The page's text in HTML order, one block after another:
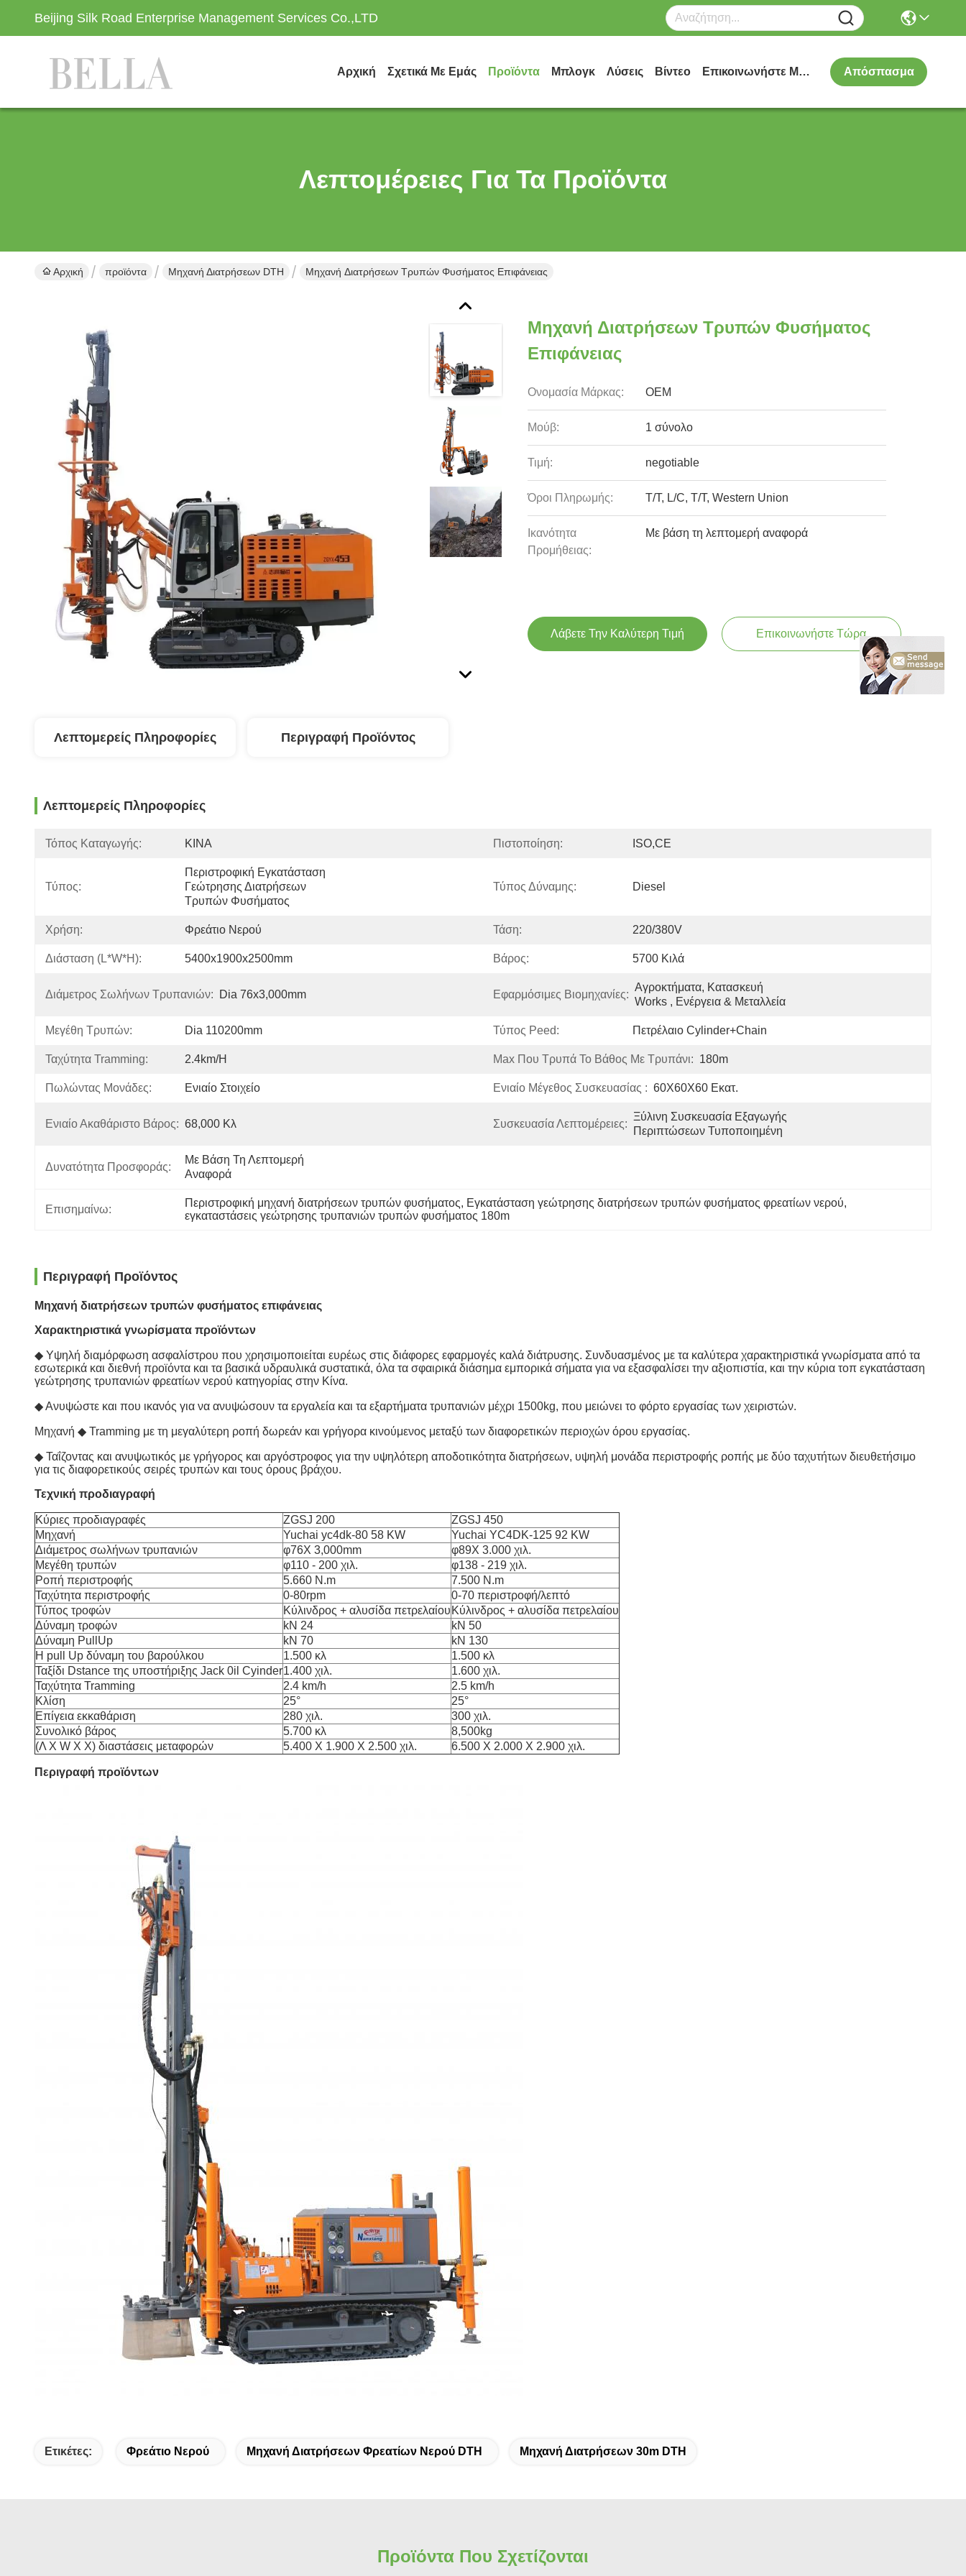
Beijing Silk Road Enterprise Management Services Co.,LTD
Αρχική Σχετικά Με Εμάς Προϊόντα Μπλογκ Λύσεις Βίντεο Επικοινωνήστε Μαζί Μας Απόσπασμα
Λεπτομέρειες Για Τα Προϊόντα
Αρχική προϊόντα Μηχανή Διατρήσεων DTH Μηχανή Διατρήσεων Τρυπών Φυσήματος Επιφάνειας
Μηχανή Διατρήσεων Τρυπών Φυσήματος
Επιφάνειας
Ονομασία Μάρκας: OEM
Μούβ: 1 σύνολο
Τιμή: negotiable
Όροι Πληρωμής: T/T, L/C, T/T, Western Union
Ικανότητα
Προμήθειας:
Με βάση τη λεπτομερή αναφορά
Λάβετε Την Καλύτερη Τιμή Επικοινωνήστε Τώρα
Λεπτομερείς Πληροφορίες Περιγραφή Προϊόντος
Λεπτομερείς Πληροφορίες
Τόπος Καταγωγής: ΚΙΝΑ Πιστοποίηση: ISO,CE
Τύπος:
Περιστροφική Εγκατάσταση
Γεώτρησης Διατρήσεων
Τρυπών Φυσήματος
Τύπος Δύναμης: Diesel
Χρήση: Φρεάτιο Νερού Τάση: 220/380V
Διάσταση (l*w*h): 5400x1900x2500mm Βάρος: 5700 Κιλά
Διάμετρος Σωλήνων Τρυπανιών: Dia 76x3,000mm Εφαρμόσιμες Βιομηχανίες:
Αγροκτήματα, Κατασκευή
Works , Ενέργεια & Μεταλλεία
Μεγέθη Τρυπών: Dia 110200mm Τύπος Peed: Πετρέλαιο Cylinder+Chain
Ταχύτητα Tramming: 2.4km/h Max Που Τρυπά Το Βάθος Με Τρυπάνι: 180m
Πωλώντας Μονάδες: Ενιαίο Στοιχείο Ενιαίο Μέγεθος Συσκευασίας : 60X60X60 Εκατ.
Ενιαίο Ακαθάριστο Βάρος: 68,000 Κλ Συσκευασία Λεπτομέρειες:
Ξύλινη Συσκευασία Εξαγωγής
Περιπτώσεων Τυποποιημένη
Δυνατότητα Προσφοράς:
Με Βάση Τη Λεπτομερή
Αναφορά
Επισημαίνω:
Περιστροφική μηχανή διατρήσεων τρυπών φυσήματος, Εγκατάσταση γεώτρησης διατρήσεων τρυπών φυσήματος φρεατίων νερού,
εγκαταστάσεις γεώτρησης τρυπανιών τρυπών φυσήματος 180m
Περιγραφή Προϊόντος
Μηχανή διατρήσεων τρυπών φυσήματος επιφάνειας
Χαρακτηριστικά γνωρίσματα προϊόντων
◆ Υψηλή διαμόρφωση ασφαλίστρου που χρησιμοποιείται ευρέως στις διάφορες εφαρμογές καλά διάτρυσης. Συνδυασμένος με τα καλύτερα χαρακτηριστικά γνωρίσματα από τα
εσωτερικά και διεθνή προϊόντα και τα βασικά υδραυλικά συστατικά, όλα τα σφαιρικά διάσημα εμπορικά σήματα για να εξασφαλίσει την αξιοπιστία, και την κύρια τοπ εγκατάσταση
γεώτρησης τρυπανιών φρεατίων νερού κατηγορίας στην Κίνα.
◆ Ανυψώστε και που ικανός για να ανυψώσουν τα εργαλεία και τα εξαρτήματα τρυπανιών μέχρι 1500kg, που μειώνει το φόρτο εργασίας των χειριστών.
Μηχανή ◆ Tramming με τη μεγαλύτερη ροπή δωρεάν και γρήγορα κινούμενος μεταξύ των διαφορετικών περιοχών όρου εργασίας.
◆ Ταΐζοντας και ανυψωτικός με γρήγορος και αργόστροφος για την υψηλότερη αποδοτικότητα διατρήσεων, υψηλή μονάδα περιστροφής ροπής με δύο ταχυτήτων διευθετήσιμο
για τις διαφορετικούς σειρές τρυπών και τους όρους βράχου.
Τεχνική προδιαγραφή
Κύριες προδιαγραφές ZGSJ 200
ZGSJ 450
Μηχανή
Yuchai yc4dk-80 58 KW
Yuchai YC4DK-125 92 KW
Διάμετρος σωλήνων τρυπανιών
φ76X 3,000mm
φ89X 3.000 χιλ.
Μεγέθη τρυπών
φ110 - 200 χιλ.
φ138 - 219 χιλ.
Ροπή περιστροφής
5.660 N.m
7.500 N.m
Ταχύτητα περιστροφής
0-80rpm
0-70 περιστροφή/λεπτό
Τύπος τροφών
Κύλινδρος + αλυσίδα πετρελαίου Κύλινδρος + αλυσίδα πετρελαίου
Δύναμη τροφών
kN 24
kN 50
Δύναμη PullUp
kN 70
kN 130
Η pull Up δύναμη του βαρούλκου
1.500 κλ
1.500 κλ
Ταξίδι Dstance της υποστήριξης Jack 0il Cyinder1.400 χιλ.
1.600 χιλ.
Ταχύτητα Tramming
2.4 km/h
2.5 km/h
Κλίση
25°
25°
Επίγεια εκκαθάριση
280 χιλ.
300 χιλ.
Συνολικό βάρος
5.700 κλ
8,500kg
(Λ Χ W Χ Χ) διαστάσεις μεταφορών
5.400 X 1.900 X 2.500 χιλ. 6.500 X 2.000 X 2.900 χιλ.
Περιγραφή προϊόντων
Ετικέτες: Φρεάτιο Νερού Μηχανή Διατρήσεων Φρεατίων Νερού DTH Μηχανή Διατρήσεων 30m DTH
Προϊόντα Που Σχετίζονται